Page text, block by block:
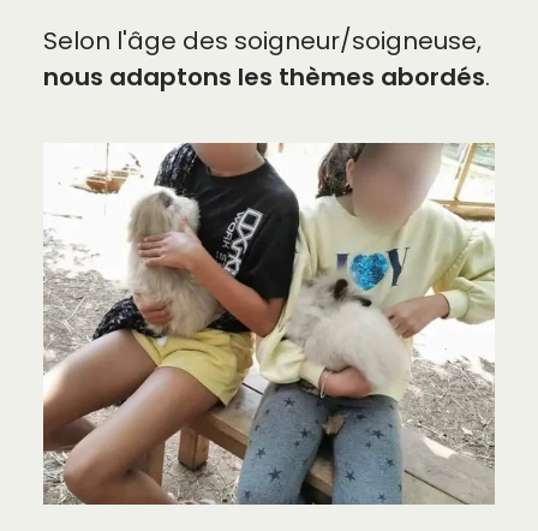
Selon l'âge des soigneur/soigneuse,
nous adaptons les thèmes abordés.